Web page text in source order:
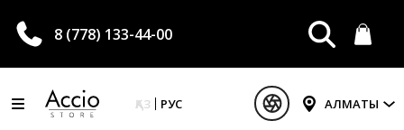
8 (778) 133-44-00
ҚАЗ РУС АЛМАТЫ